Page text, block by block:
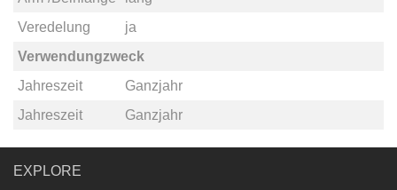
Veredelung
ja
Verwendungzweck
Jahreszeit
Ganzjahr
Jahreszeit
Ganzjahr
EXPLORE